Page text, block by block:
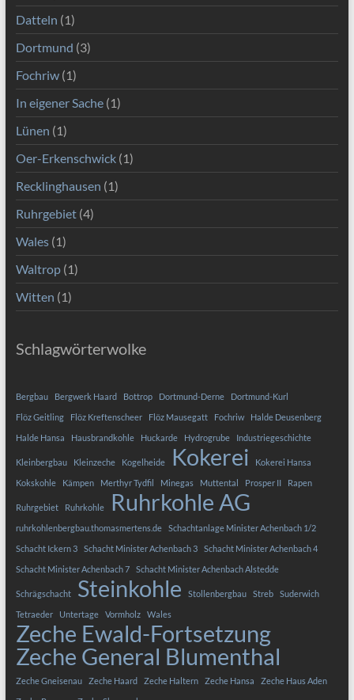
Datteln (1)
Dortmund (3)
Fochriw(1)
In eigener Sache(1)
Lünen (1)
Oer-Erkenschwick(1)
Recklinghausen (1)
Ruhrgebiet(4)
Wales(1)
Waltrop(1)
Witten (1)
Schlagwörterwolke
Bergbau Bergwerk Haard Bottrop Dortmund-Derne
Dortmund-Kurl
Flöz Geitling
Flöz Kreftenscheer Flöz Mausegatt Fochriw
Halde Deusenberg
Halde Hansa
Hausbrandkohle Huckarde Hydrogrube Industriegeschichte
Kleinbergbau Kleinzeche Kogelheide Kokerei
Kokerei Hansa
Kokskohle
Kämpen Merthyr Tydfil Minegas Muttental Prosper II Rapen
Ruhrgebiet Ruhrkohle Ruhrkohle AG
ruhrkohlenbergbau.thomasmertens.de
Schachtanlage Minister Achenbach 1/2
Schacht Ickern 3
Schacht Minister Achenbach 3
Schacht Minister Achenbach 4
Schacht Minister Achenbach 7
Schacht Minister Achenbach Alstedde
Schrägschacht Steinkohle Stollenbergbau Streb
Suderwich
Tetraeder
Untertage Vormholz Wales
Zeche Ewald-Fortsetzung
Zeche General Blumenthal
Zeche Gneisenau Zeche Haard Zeche Haltern Zeche Hansa
Zeche Haus Aden